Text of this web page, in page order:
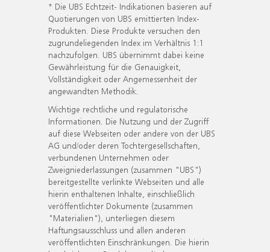
* Die UBS Echtzeit- Indikationen basieren auf
Quotierungen von UBS emittierten Index-
Produkten. Diese Produkte versuchen den
zugrundeliegenden Index im Verhältnis 1:1
nachzufolgen. UBS übernimmt dabei keine
Gewährleistung für die Genauigkeit,
Vollständigkeit oder Angemessenheit der
angewandten Methodik.
Wichtige rechtliche und regulatorische
Informationen. Die Nutzung und der Zugriff
auf diese Webseiten oder andere von der UBS
AG und/oder deren Tochtergesellschaften,
verbundenen Unternehmen oder
Zweigniederlassungen (zusammen "UBS")
bereitgestellte verlinkte Webseiten und alle
hierin enthaltenen Inhalte, einschließlich
veröffentlichter Dokumente (zusammen
"Materialien"), unterliegen diesem
Haftungsausschluss und allen anderen
veröffentlichten Einschränkungen. Die hierin